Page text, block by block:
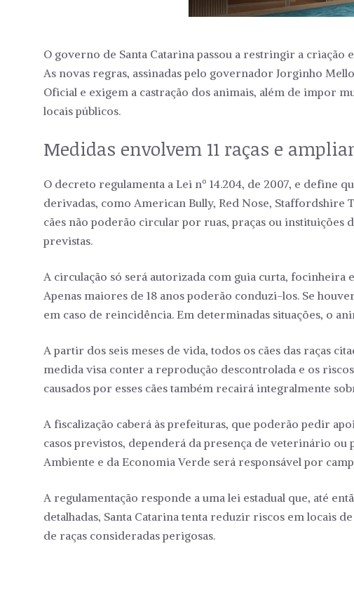
O governo de Santa Catarina passou a restringir a criação
As novas regras, assinadas pelo governador Jorginho
Oficial e exigem a castração dos animais, além de impor
locais públicos.
Medidas envolvem 11 raças e
O decreto regulamenta a Lei nº 14.204, de 2007, e define
derivadas, como American Bully, Red Nose, Staffordshire
cães não poderão circular por ruas, praças ou instituições
previstas.
A circulação só será autorizada com guia curta,
Apenas maiores de 18 anos poderão conduzi-los. Se
em caso de reincidência. Em determinadas situações, o
A partir dos seis meses de vida, todos os cães das raças
medida visa conter a reprodução descontrolada e os
causados por esses cães também recairá integralmente
A fiscalização caberá às prefeituras, que poderão pedir
casos previstos, dependerá da presença de veterinário ou
Ambiente e da Economia Verde será responsável por
A regulamentação responde a uma lei estadual que, até
detalhadas, Santa Catarina tenta reduzir riscos em locais
de raças consideradas perigosas.